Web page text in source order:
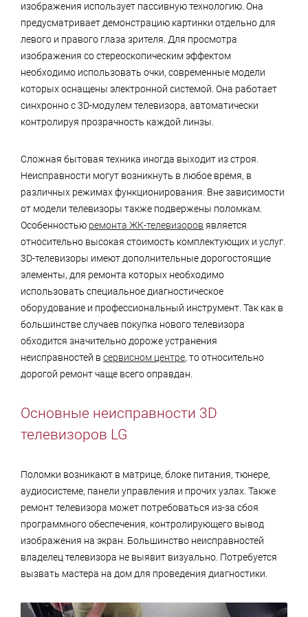
изображения использует пассивную технологию. Она
предусматривает демонстрацию картинки отдельно для
левого и правого глаза зрителя. Для просмотра
изображения со стереоскопическим эффектом
необходимо использовать очки, современные модели
которых оснащены электронной системой. Она работает
синхронно с 3D-модулем телевизора, автоматически
контролируя прозрачность каждой линзы.
Сложная бытовая техника иногда выходит из строя.
Неисправности могут возникнуть в любое время, в
различных режимах функционирования. Вне зависимости
от модели телевизоры также подвержены поломкам.
Особенностью ремонта ЖК-телевизоров является
относительно высокая стоимость комплектующих и услуг.
3D-телевизоры имеют дополнительные дорогостоящие
элементы, для ремонта которых необходимо
использовать специальное диагностическое
оборудование и профессиональный инструмент. Так как в
большинстве случаев покупка нового телевизора
обходится значительно дороже устранения
неисправностей в сервисном центре, то относительно
дорогой ремонт чаще всего оправдан.
Основные неисправности 3D
телевизоров LG
Поломки возникают в матрице, блоке питания, тюнере,
аудиосистеме, панели управления и прочих узлах. Также
ремонт телевизора может потребоваться из-за сбоя
программного обеспечения, контролирующего вывод
изображения на экран. Большинство неисправностей
владелец телевизора не выявит визуально. Потребуется
вызвать мастера на дом для проведения диагностики.